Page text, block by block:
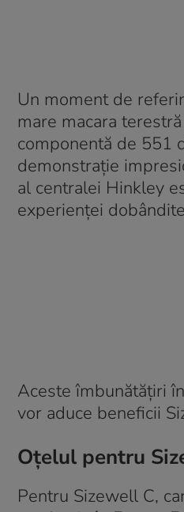
Un moment de
mare macara
componentă de 551
demonstrație
al centralei Hinkley
experienței
Aceste îmbunătățiri
vor aduce beneficii
Oțelul pentru
Pentru Sizewell C,